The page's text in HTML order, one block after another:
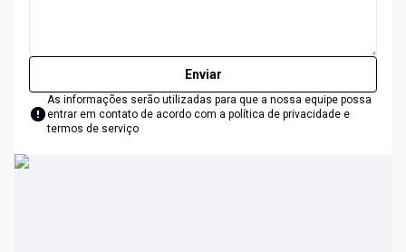
Enviar
As informações serão utilizadas para que a nossa equipe possa
entrar em contato de acordo com a política de privacidade e
termos de serviço